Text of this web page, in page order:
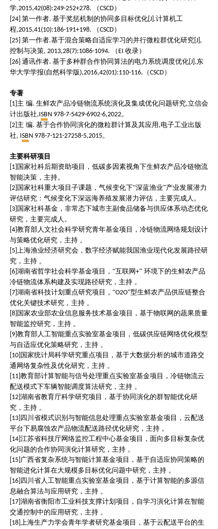
学,2015,42(08):249-252+278. （CSCD）
[24] 第一作者. 基于奖惩机制的协同多目标优化 [J].计算机工
程,2015,41(10):186-191+198. （CSCD）
[25] 第一作者.基于混合策略自适应学习的并行微粒群优化研究 [J],
控制与决策, 2013,28(7):1086-1094. （ EI 收录）
[26] 通讯作者. 基于多种群合作协同算法的电力系统调度优化 [J].东
华大学学报(自然科学版 ),2016,42(01):110-116. （CSCD）
专著
[1] 主 编. 生鲜农产品冷链物流系统演化及集成优化问题研究,立信会
计出版社,ISBN 978-7-5429-6902-6,2022。
[2] 主 编. 基于合作协同演化的微粒群计算及其应用 ,电子工业出版
社, ISBN 978-7-121-27258-5,2015。
主要科研项目
[1] 国家社科后期资助项目，低碳多因素视角下生鲜农产品冷链物流
智能决策，主持。
[2] 国家社科重大项目子课题，气候变化下“深蓝渔业”产业发展潜力
评估研究：气候变化下深远海养殖发展潜力评估，主要完成人。
[3] 国家社科基金，非常态下城市主副食品储备与供应体系动态优化
研究，主要完成人。
[4] 教育部人文社会科学研究青年基金项目，冷链物流网络规划设计
与策略优化研究，主持 。
[5] 上海渔业经济研究会，数字经济赋能我国渔业现代化发展路径研
究，主持 。
[6] 湖南省哲学社会科学基金项目，“互联网 +” 环境下的生鲜农产品
冷链物流体系构建及实现路径研究，主持 。
[7] 湖南省科技计划重点研究项目，“O2O”型生鲜农产品供应链整合
优化关键技术研究，主持 。
[8] 国家农业部农业信息服务技术基金项目，基于物联网的蔬果质量
智能监控研究，主持 。
[9] 教育部人工智能重点实验室基金项目，低碳供应链网络优化模型
与自适应优化策略研究，主持 。
[10] 国家统计局科学研究重点项目，基于大数据分析的城市道路交
通网络复杂性及优化研究，主持 。
[11] 教育部计算智能与信号处理重点实验室基金项目，冷链物流云
配送模式下车辆智能调度算法研究，主持 。
[12] 湖南省教育厅科学研究项目，基于协同演化的群智能优化研
究，主持 。
[13] 四川省模式识别与智能信息处理重点实验室基金项目，云配送
平台下易腐蚀农产品物流配送路径优化研究，主持 。
[14] 江苏省科技厅网络监控工程中心基金项目，面向多目标复杂优
化问题的合作协同演化计算研究，主持 。
[15] 广西省复杂系统与智能计算基金项目，基于自适应协同策略的
智能进化计算在大规模多目标优化问题中研究，主持 。
[16] 四川省人工智能重点实验室基金项目，基于计算智能的多源信
息融合算法与应用研究，主持 。
[17] 湖南省衡阳市工业科技支撑计划项目，自学习演化计算在智能
交通控制中的应用研究，主持 。
[18] 上海生产力学会青年学者研究基金项目，基于云配送平台的生